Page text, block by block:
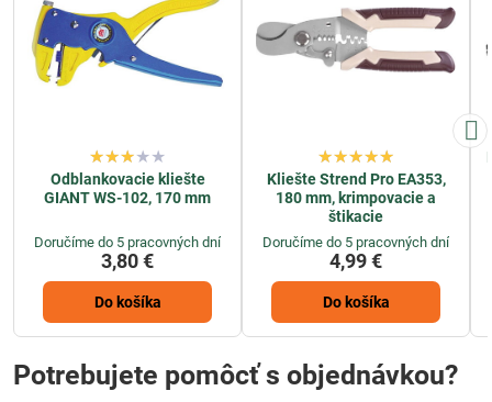
Odblankovacie kliešte
GIANT WS-102, 170 mm
Doručíme do 5 pracovných dní
3,80 €
Do košíka
Kliešte Strend Pro EA353,
180 mm, krimpovacie a
štikacie
Doručíme do 5 pracovných dní
4,99 €
Do košíka
Potrebujete pomôcť s objednávkou?